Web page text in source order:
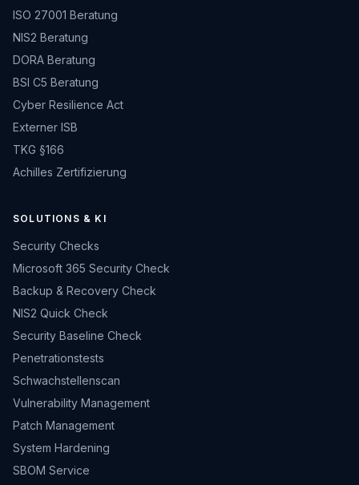
ISO 27001 Beratung
NIS2 Beratung
DORA Beratung
BSI C5 Beratung
Cyber Resilience Act
Externer ISB
TKG §166
Achilles Zertifizierung
SOLUTIONS & KI
Security Checks
Microsoft 365 Security Check
Backup & Recovery Check
NIS2 Quick Check
Security Baseline Check
Penetrationstests
Schwachstellenscan
Vulnerability Management
Patch Management
System Hardening
SBOM Service